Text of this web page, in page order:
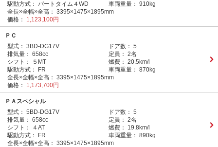
駆動方式： パートタイム４WD 車両重量： 910kg
全長×全幅×全高： 3395×1475×1895mm
価格：
1,123,100円
ＰＣ
型式： 3BD-DG17V ドア数： 5
排気量： 658cc 定員： 2名
シフト：
５MT 燃費： 20.5km/l
駆動方式：
FR 車両重量： 870kg
全長×全幅×全高： 3395×1475×1895mm
価格：
1,173,700円
ＰＡスペシャル
型式： 5BD-DG17V ドア数： 5
排気量： 658cc 定員： 2名
シフト：
４AT 燃費：
19.8km/l
駆動方式：
FR 車両重量： 890kg
全長×全幅×全高： 3395×1475×1895mm